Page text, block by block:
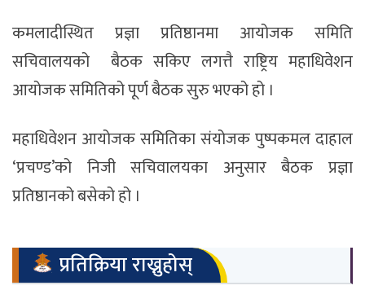
कमलादीस्थित प्रज्ञा प्रतिष्ठानमा आयोजक समिति
सचिवालयको बैठक सकिए लगत्तै राष्ट्रिय महाधिवेशन
आयोजक समितिको पूर्ण बैठक सुरु भएको हो ।
महाधिवेशन आयोजक समितिका संयोजक पुष्पकमल दाहाल
‘प्रचण्ड’को निजी सचिवालयका अनुसार बैठक प्रज्ञा
प्रतिष्ठानको बसेको हो ।
प्रतिक्रिया राख्नुहोस्